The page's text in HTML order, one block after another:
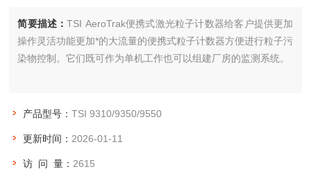
简要描述：TSI AeroTrak便携式激光粒子计数器给客户提供更加
操作灵活功能更加*的大流量的便携式粒子计数器方便进行粒子污
染物控制。它们既可作为单机工作也可以组建厂房的监测系统。
产品型号：TSI 9310/9350/9550
更新时间： 2026-01-11
访 问 量： 2615